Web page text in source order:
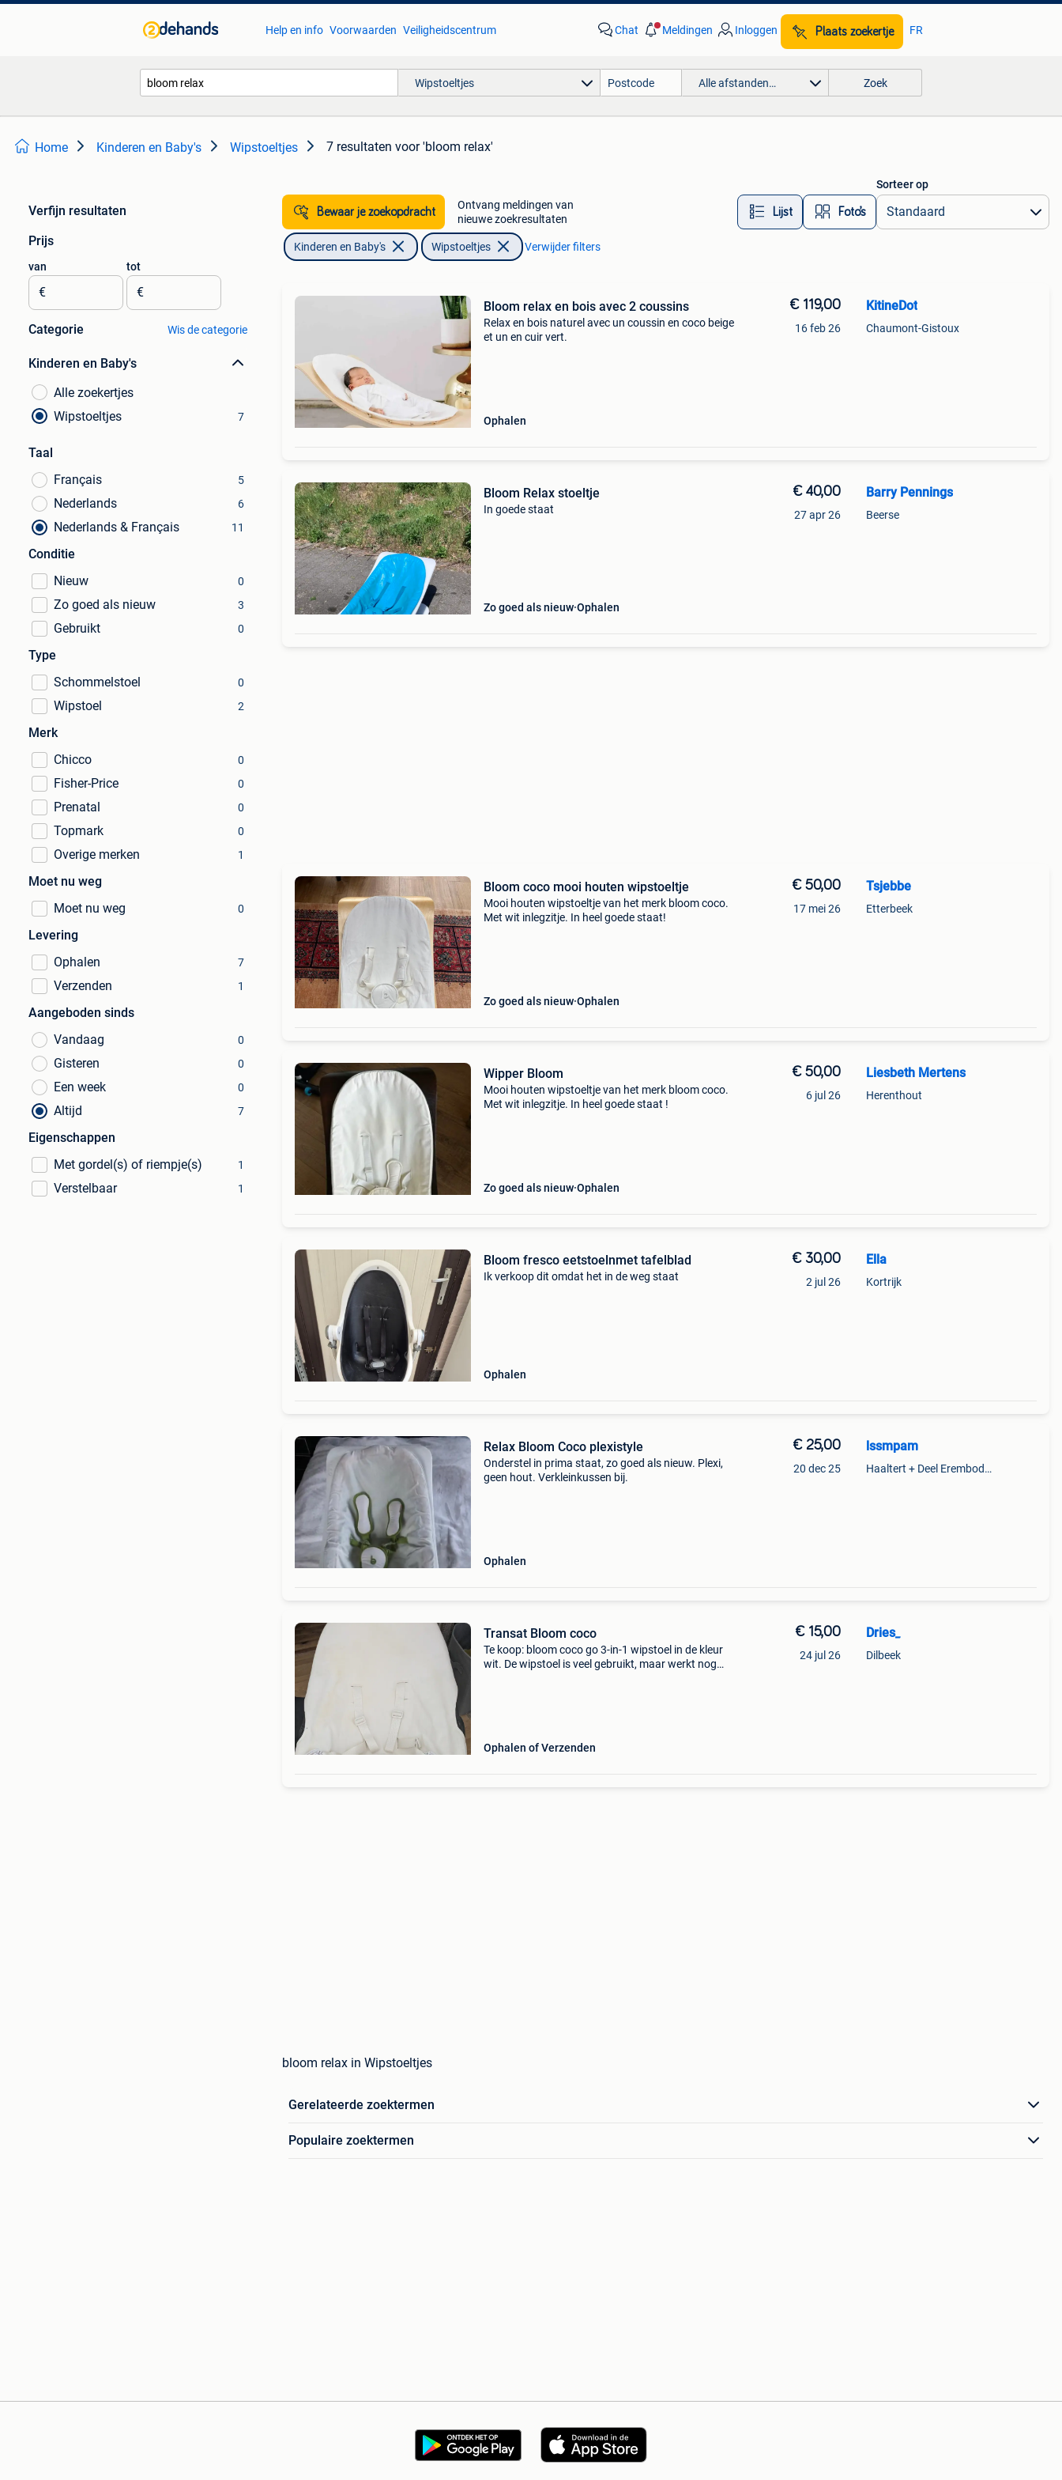
Help en info Voorwaarden Veiligheidscentrum Chat Meldingen Inloggen Plaats zoekertje FR
Wipstoeltjes Alle afstanden… Zoek
Home Kinderen en Baby's Wipstoeltjes 7 resultaten voor 'bloom relax'
Verfijn resultaten
Prijs
van
€
tot
€
Categorie Wis de categorie
Kinderen en Baby's
Alle zoekertjes
Wipstoeltjes
7
Taal
Français
5
Nederlands 6
Nederlands & Français 11
Conditie
Nieuw
0
Zo goed als nieuw 3
Gebruikt 0
Type
Schommelstoel
0
Wipstoel 2
Merk
Chicco
0
Fisher-Price 0
Prenatal 0
Topmark 0
Overige merken 1
Moet nu weg
Moet nu weg
0
Levering
Ophalen
7
Verzenden 1
Aangeboden sinds
Vandaag
0
Gisteren 0
Een week 0
Altijd 7
Eigenschappen
Met gordel(s) of riempje(s)
1
Verstelbaar 1
Bewaar je zoekopdracht
Ontvang meldingen van
nieuwe zoekresultaten
Lijst Foto’s
Sorteer op
Kinderen en Baby's Wipstoeltjes Verwijder filters
Bloom relax en bois avec 2 coussins
Relax en bois naturel avec un coussin en coco beige
et un en cuir vert.
Ophalen
€ 119,00
16 feb 26
KitineDot
Chaumont-Gistoux
Bloom Relax stoeltje
In goede staat
Zo goed als nieuw Ophalen
€ 40,00
27 apr 26
Barry Pennings
Beerse
Bloom coco mooi houten wipstoeltje
Mooi houten wipstoeltje van het merk bloom coco.
Met wit inlegzitje. In heel goede staat!
Zo goed als nieuw Ophalen
€ 50,00
17 mei 26
Tsjebbe
Etterbeek
Wipper Bloom
Mooi houten wipstoeltje van het merk bloom coco.
Met wit inlegzitje. In heel goede staat !
Zo goed als nieuw Ophalen
€ 50,00
6 jul 26
Liesbeth Mertens
Herenthout
Bloom fresco eetstoelnmet tafelblad
Ik verkoop dit omdat het in de weg staat
Ophalen
€ 30,00
2 jul 26
Ella
Kortrijk
Relax Bloom Coco plexistyle
Onderstel in prima staat, zo goed als nieuw. Plexi,
geen hout. Verkleinkussen bij.
Ophalen
€ 25,00
20 dec 25
lssmpam
Haaltert + Deel Erembodegem
Transat Bloom coco
Te koop: bloom coco go 3-in-1 wipstoel in de kleur
wit. De wipstoel is veel gebruikt, maar werkt nog
Ophalen of Verzenden
€ 15,00
24 jul 26
Dries_
Dilbeek
bloom relax in Wipstoeltjes
Gerelateerde zoektermen
Populaire zoektermen